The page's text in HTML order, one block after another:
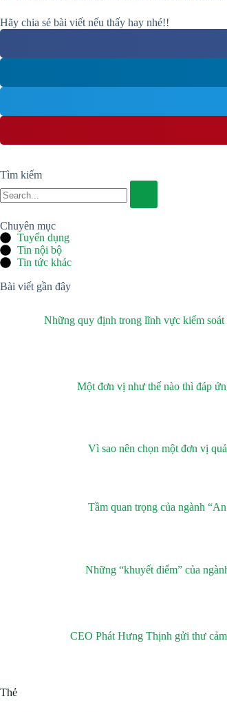
Hãy chia sẻ bài viết nếu thấy hay nhé!!
Tìm kiếm
Chuyên mục
Tuyển dụng
Tin nội bộ
Tin tức khác
Bài viết gần đây
Những quy định trong lĩnh vực kiểm
Một đơn vị như thế nào thì đáp
Vì sao nên chọn một đơn vị
Tầm quan trọng của ngành
Những “khuyết điểm” của
CEO Phát Hưng Thịnh gửi thư
Thẻ